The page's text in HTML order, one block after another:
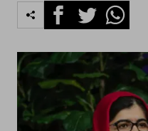
FacebookTwitterWhatsapp